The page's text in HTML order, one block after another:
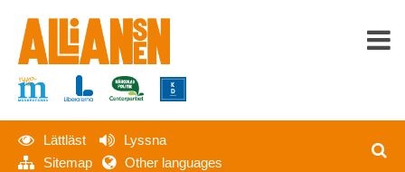
HEMLättläst
Lyssna
Sitemap
Other languages